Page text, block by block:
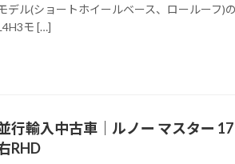
デル(ショートホイールベース、ロールーフ)
モ […]
行輸入中古車｜ルノー マスター
RHD